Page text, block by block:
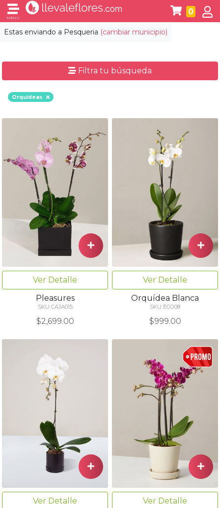
Estas enviando a Pesqueria (cambiar municipio)
MENÚ
0
Filtra tu búsqueda
Orquídeas
Ver Detalle
Pleasures
SKU CAJA015
$2,699.00
Ver Detalle
Orquídea Blanca
SKU ECO08
$999.00
Ver Detalle
Ver Detalle